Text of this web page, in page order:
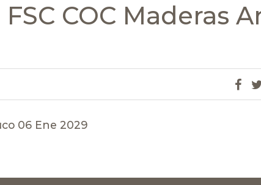
COC Maderas
06 Ene 2029